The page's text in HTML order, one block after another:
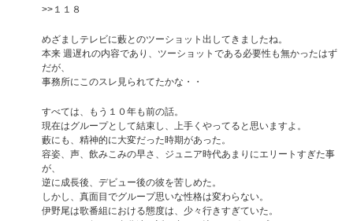
>>１１８
めざましテレビに藪とのツーショット出してきましたね。
本来 週遅れの内容であり、ツーショットである必要性も無かったはず
だが、
事務所にこのスレ見られてたかな・・
すべては、もう１０年も前の話。
現在はグループとして結束し、上手くやってると思いますよ。
藪にも、精神的に大変だった時期があった。
容姿、声、飲みこみの早さ、ジュニア時代あまりにエリートすぎた事
が、
逆に成長後、デビュー後の彼を苦しめた。
しかし、真面目でグループ思いな性格は変わらない。
伊野尾は歌番組における態度は、少々行きすぎていた。